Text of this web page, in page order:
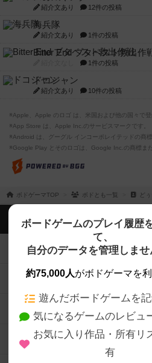
紹介文あり 12件の投稿
海兵隊
紹介文あり 1件の投稿
Bitter End ブタペスト救出作
1件の投稿
ドコジャン
紹介文あり 10件の投稿
※Apple、Apple のロゴ は、米国および他の国々で
※App Store は、Apple Inc.のサービスマークです。
※Android は、グーグル インコーポレイテッドの商
※Google Play とそのロゴは、Google Inc.の商標ま
ボドゲーマTOP ボドとも一覧 ど
ボードゲームのプレイ履歴
て、
自分のデータを管理しませ
約75,000人がボドゲーマを利
遊んだボードゲームを
気になるゲームのレビュ
お気に入り作品・所有リ
有
ボドゲーマTOP
ボードゲームを検索する
ボードゲームの新着レビュー
ボードゲーム会情報
メカニクス特集